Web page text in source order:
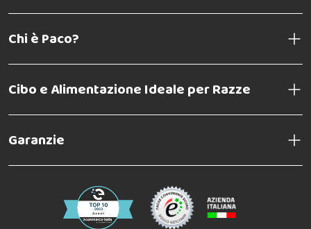
Chi è Paco?
Cibo e Alimentazione Ideale per Razze
Garanzie